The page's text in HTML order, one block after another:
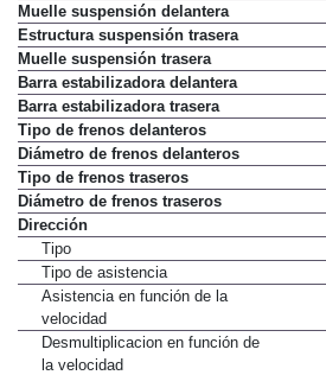
Muelle suspensión delantera
Estructura suspensión trasera
Muelle suspensión trasera
Barra estabilizadora delantera
Barra estabilizadora trasera
Tipo de frenos delanteros
Diámetro de frenos delanteros
Tipo de frenos traseros
Diámetro de frenos traseros
Dirección
Tipo
Tipo de asistencia
Asistencia en función de la
velocidad
Desmultiplicacion en función de
la velocidad